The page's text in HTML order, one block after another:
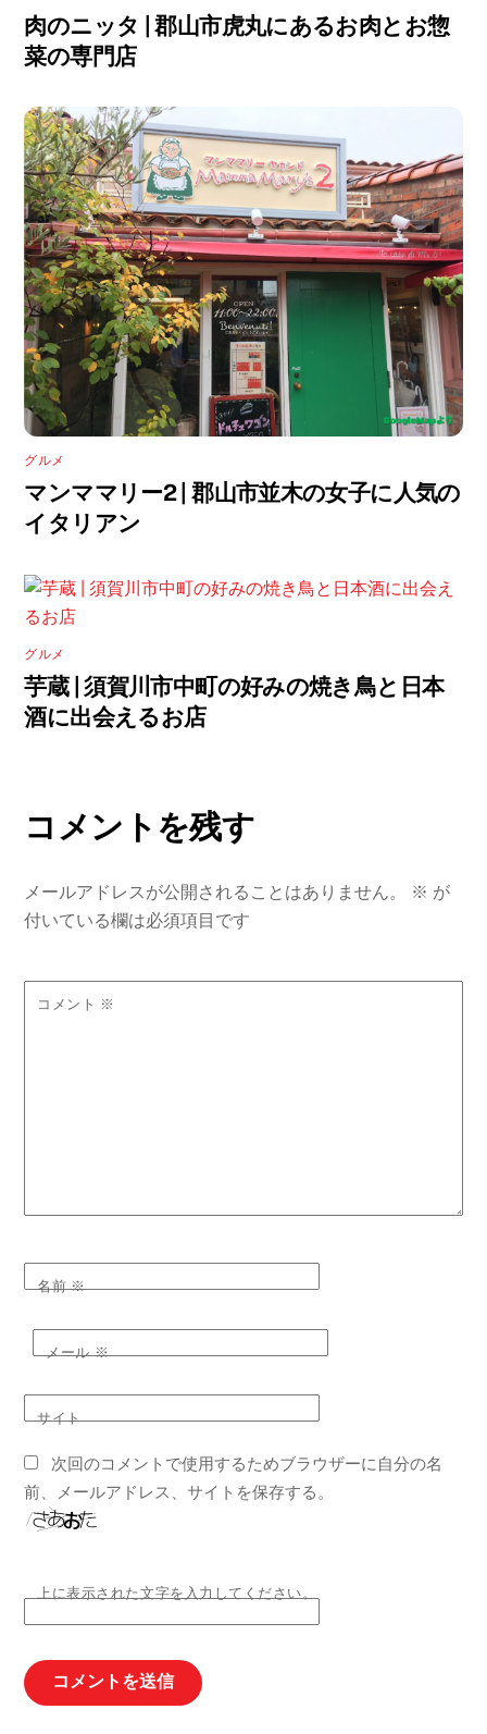
肉のニッタ | 郡山市虎丸にあるお肉とお惣
菜の専門店
グルメ
マンママリー2 | 郡山市並木の女子に人気の
イタリアン
グルメ
芋蔵 | 須賀川市中町の好みの焼き鳥と日本
酒に出会えるお店
コメントを残す
メールアドレスが公開されることはありません。 ※ が
付いている欄は必須項目です
コメント ※
名前※
メール※
サイト
次回のコメントで使用するためブラウザーに自分の名
前、メールアドレス、サイトを保存する。
上に表示された文字を入力してください。